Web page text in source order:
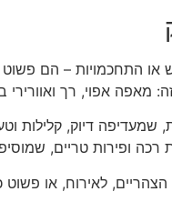
או התחכמויות – הם פשוט
מאפה אפוי, רך
שמעדיפה דיוק,
רכה ופירות טריים,
לאירוח, או